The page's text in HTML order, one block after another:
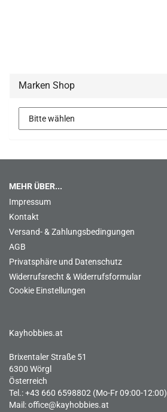
Marken Shop
MEHR ÜBER...
Impressum
Kontakt
Versand- & Zahlungsbedingungen
AGB
Privatsphäre und Datenschutz
Widerrufsrecht & Widerrufsformular
Cookie Einstellungen
Kayhobbies.at
Brixentaler Straße 51
6300 Wörgl
Österreich
Tel.: +43 660 6598802 (Mo-Fr 09:00-12:00)
Mail:office@kayhobbies.at